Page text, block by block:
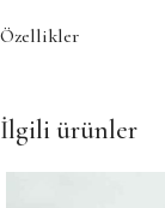
Özellikler
İlgili ürünler